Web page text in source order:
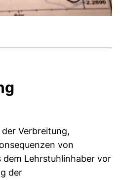
Verbreitung,
von
dem Lehrstuhlinhaber vor
der